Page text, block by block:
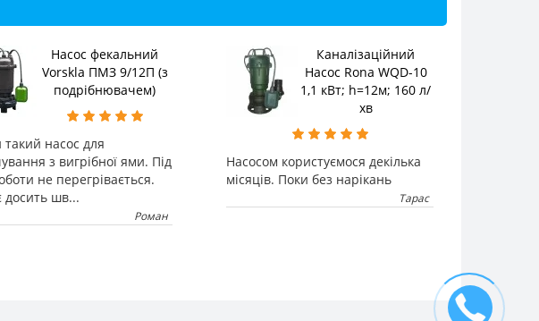
Насос фекальний
Vorskla ПМЗ 9/12П (з
подрібнювачем)
такий насос для
з вигрібної ями. Під
не перегрівається.
досить шв...
Роман
Каналізаційний
Насос Rona WQD-10
1,1 кВт; h=12м; 160 л/
хв
Насосом користуємося декілька
місяців. Поки без нарікань
Тарас